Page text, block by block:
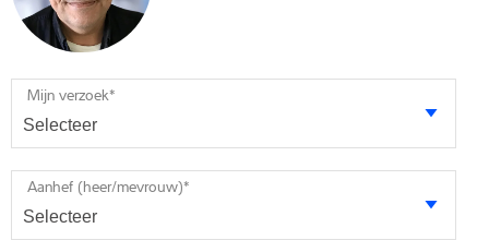
Mijn verzoek*
Aanhef (heer/mevrouw)*